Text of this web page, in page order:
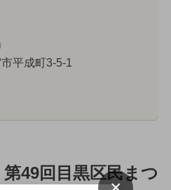
平成町3-5-1
第49回目黒区民まつ